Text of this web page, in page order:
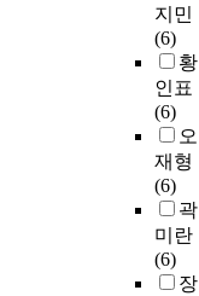
지민
(6)
황
인표
(6)
오
재형
(6)
곽
미란
(6)
장